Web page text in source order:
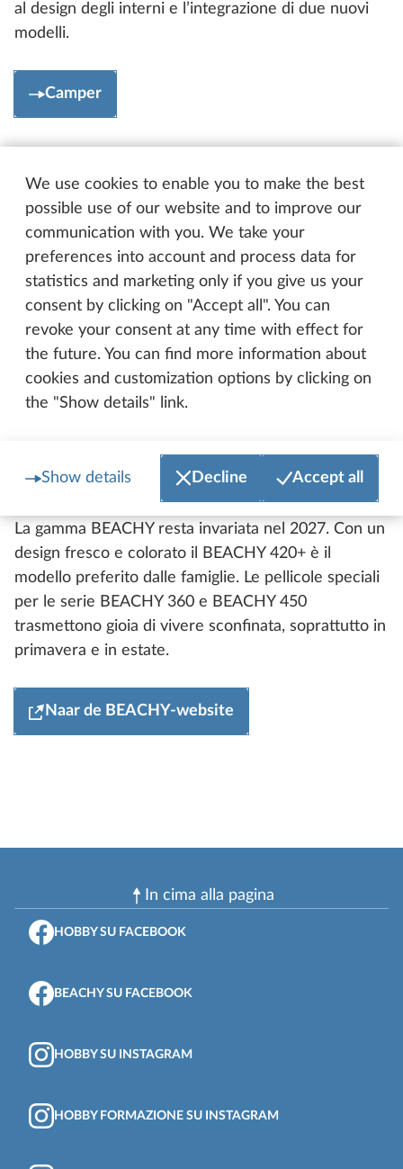
We use cookies to enable you to make the best
possible use of our website and to improve our
communication with you. We take your
preferences into account and process data for
statistics and marketing only if you give us your
consent by clicking on "Accept all". You can
revoke your consent at any time with effect for
the future. You can find more information about
cookies and customization options by clicking on
the "Show details" link.
Show details Decline Accept all
al design degli interni e l’integrazione di due nuovi
modelli.
Camper
BEACHY
La gamma BEACHY resta invariata nel 2027. Con un
design fresco e colorato il BEACHY 420+ è il
modello preferito dalle famiglie. Le pellicole speciali
per le serie BEACHY 360 e BEACHY 450
trasmettono gioia di vivere sconfinata, soprattutto in
primavera e in estate.
Naar de BEACHY-website
In cima alla pagina
HOBBY SU FACEBOOK
BEACHY SU FACEBOOK
HOBBY SU INSTAGRAM
HOBBY FORMAZIONE SU INSTAGRAM